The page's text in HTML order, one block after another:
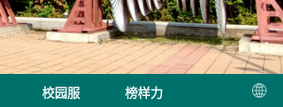
校园服
榜样力